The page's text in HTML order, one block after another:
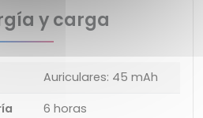
y carga
Auriculares: 45 mAh
6 horas